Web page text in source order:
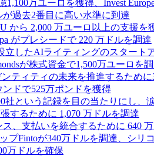
1,100万ユーロを獲得、Invest
過去2番目に高い水準に到達
から 2,000 万ユーロ以上の支援を
がプレシードで 220 万ドルを調達
立したAIライティングのスタート
が株式資金で1,500万ユーロを
ティティの未来を推進するため
ドで525万ポンドを獲得
社という記録を目の当たりにし、
するために 1,070 万ドルを調達
、支払いを統合するために 640
プFintoが340万ドルを調達、シ
万ドルを確保